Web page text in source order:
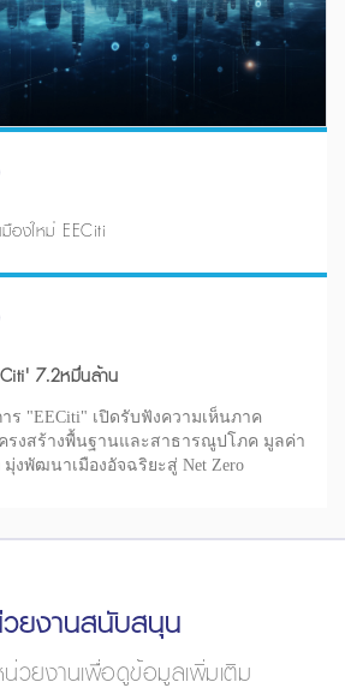
องใหม่ EECiti
7.2หมื่นล้าน
ร "EECiti" เปิดรับฟังความเห็นภาค
รงสร้างพื้นฐานและสาธารณูปโภค มูลค่า
งพัฒนาเมืองอัจฉริยะสู่ Net Zero
ยงานสนับสนุน
วยงานเพื่อดูข้อมูลเพิ่มเติม